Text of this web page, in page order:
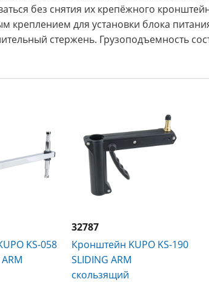
без снятия их крепёжного
креплением для установки блока
стержень. Грузоподъемность
KS-058
ARM
32787
Кронштейн KUPO KS-190
SLIDING ARM
скользящий